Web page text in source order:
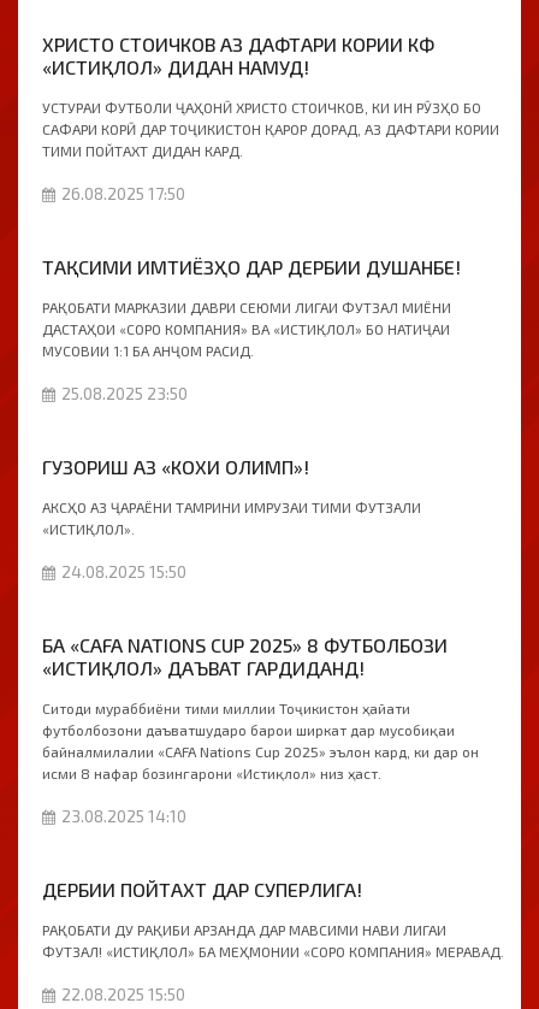
ХРИСТО СТОИЧКОВ АЗ ДАФТАРИ КОРИИ КФ
«ИСТИҚЛОЛ» ДИДАН НАМУД!
УСТУРАИ ФУТБОЛИ ҶАҲОНӢ ХРИСТО СТОИЧКОВ, КИ ИН РӮЗҲО БО
САФАРИ КОРӢ ДАР ТОҶИКИСТОН ҚАРОР ДОРАД, АЗ ДАФТАРИ КОРИИ
ТИМИ ПОЙТАХТ ДИДАН КАРД.
26.08.2025 17:50
ТАҚСИМИ ИМТИЁЗҲО ДАР ДЕРБИИ ДУШАНБЕ!
РАҚОБАТИ МАРКАЗИИ ДАВРИ СЕЮМИ ЛИГАИ ФУТЗАЛ МИЁНИ
ДАСТАҲОИ «СОРО КОМПАНИЯ» ВА «ИСТИҚЛОЛ» БО НАТИҶАИ
МУСОВИИ 1:1 БА АНҶОМ РАСИД.
25.08.2025 23:50
ГУЗОРИШ АЗ «КОХИ ОЛИМП»!
АКСҲО АЗ ҶАРАЁНИ ТАМРИНИ ИМРУЗАИ ТИМИ ФУТЗАЛИ
«ИСТИҚЛОЛ».
24.08.2025 15:50
БА «CAFA NATIONS CUP 2025» 8 ФУТБОЛБОЗИ
«ИСТИҚЛОЛ» ДАЪВАТ ГАРДИДАНД!
Ситоди мураббиёни тими миллии Тоҷикистон ҳайати
футболбозони даъватшударо барои ширкат дар мусобиқаи
байналмилалии «CAFA Nations Cup 2025» эълон кард, ки дар он
исми 8 нафар бозингарони «Истиқлол» низ ҳаст.
23.08.2025 14:10
ДЕРБИИ ПОЙТАХТ ДАР СУПЕРЛИГА!
РАҚОБАТИ ДУ РАҚИБИ АРЗАНДА ДАР МАВСИМИ НАВИ ЛИГАИ
ФУТЗАЛ! «ИСТИҚЛОЛ» БА МЕҲМОНИИ «СОРО КОМПАНИЯ» МЕРАВАД.
22.08.2025 15:50